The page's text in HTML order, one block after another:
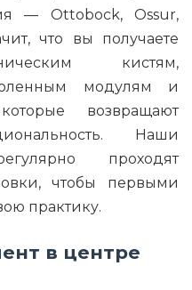
— Ottobock, Ossur,
что вы получаете
кистям,
модулям и
возвращают
Наши
проходят
чтобы первыми
практику.
в центре